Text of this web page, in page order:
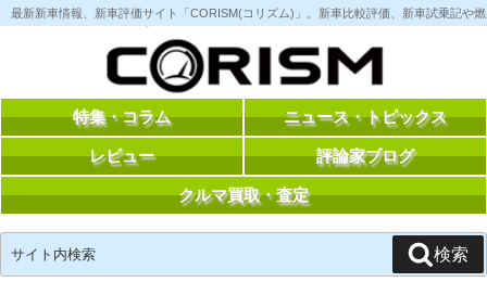
コ
ン
へ
最新新車情報、新車評価サイト「CORISM(コリズム)」。新車比較評価、新車試乗記や
特集・コラム ニュース・トピックス
レビュー 評論家ブログ
クルマ買取・査定
索:
検索